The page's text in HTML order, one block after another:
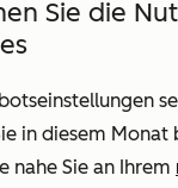
Sie die
in diesem Monat
nahe Sie an Ihrem